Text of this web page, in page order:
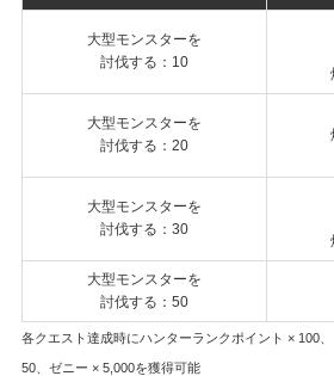
大型モンスターを
討伐する：10
大型モンスターを
討伐する：20
大型モンスターを
討伐する：30
大型モンスターを
討伐する：50
各クエスト達成時にハンターランクポイント × 100
50、ゼニー × 5,000を獲得可能